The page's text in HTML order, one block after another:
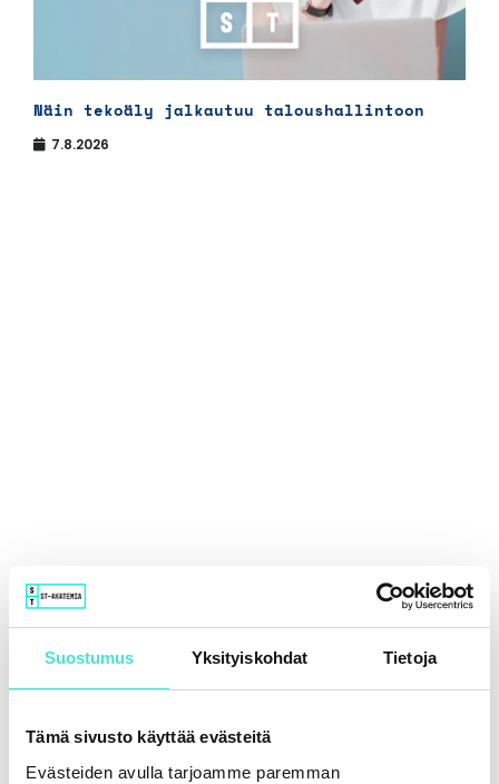
Suostumus Yksityiskohdat Tietoja
Tämä sivusto käyttää evästeitä
Evästeiden avulla tarjoamme paremman
Näin tekoäly jalkautuu taloushallintoon
7.8.2026